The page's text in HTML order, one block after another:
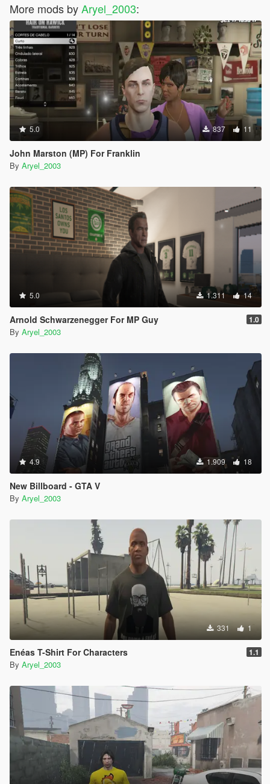
More mods byAryel_2003:
5.0 837 11
John Marston (MP) For Franklin
By Aryel_2003
5.0 1.311 14
Arnold Schwarzenegger For MP Guy 1.0
By Aryel_2003
4.9 1.909 18
New Billboard - GTA V
By Aryel_2003
331 1
Enéas T-Shirt For Characters 1.1
By Aryel_2003